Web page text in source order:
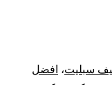
سبليت، افضل